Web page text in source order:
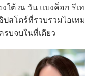
งใต้ ณ วัน แบงค็อก รีเ
ปสโตร์ที่รวบรวมไอเท
บจบในที่เดียว